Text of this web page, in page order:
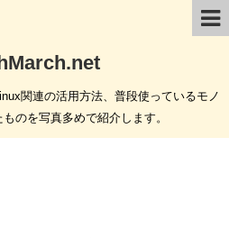
関連の活用方法、普段使っているモノ
のを写真多めで紹介します。